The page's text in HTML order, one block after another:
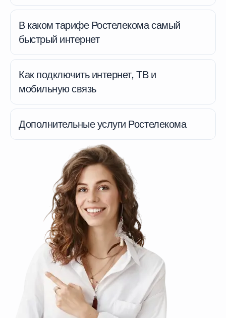
В каком тарифе Ростелекома самый
быстрый интернет
Как подключить интернет, ТВ и
мобильную связь
Дополнительные услуги Ростелекома